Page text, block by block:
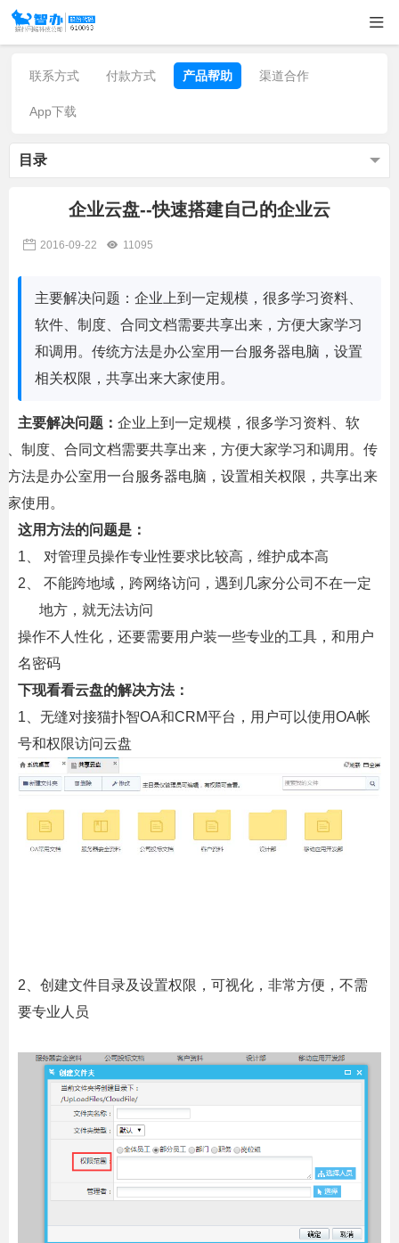
联系方式 付款方式 产品帮助 渠道合作
App下载
目录
企业云盘--快速搭建自己的企业云
2016-09-22 11095
主要解决问题：企业上到一定规模，很多学习资料、
软件、制度、合同文档需要共享出来，方便大家学习
和调用。传统方法是办公室用一台服务器电脑，设置
相关权限，共享出来大家使用。
主要解决问题： 企业上到一定规模，很多学习资料、软
、制度、合同文档需要共享出来，方便大家学习和调用。传
方法是办公室用一台服务器电脑，设置相关权限，共享出来
家使用。
这用方法的问题是：
1、 对管理员操作专业性要求比较高，维护成本高
2、 不能跨地域，跨网络访问，遇到几家分公司不在一定
地方，就无法访问
操作不人性化，还要需要用户装一些专业的工具，和用户
名密码
下现看看云盘的解决方法：
1 、无缝对接猫扑智OA和CRM平台，用户可以使用OA帐
号和权限访问云盘
2、创建文件目录及设置权限，可视化，非常方便，不需
要专业人员